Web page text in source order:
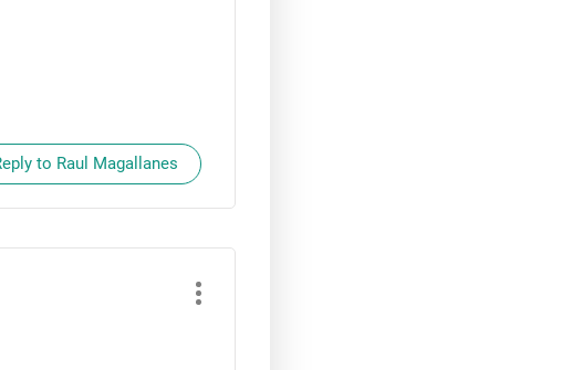
to Raul Magallanes